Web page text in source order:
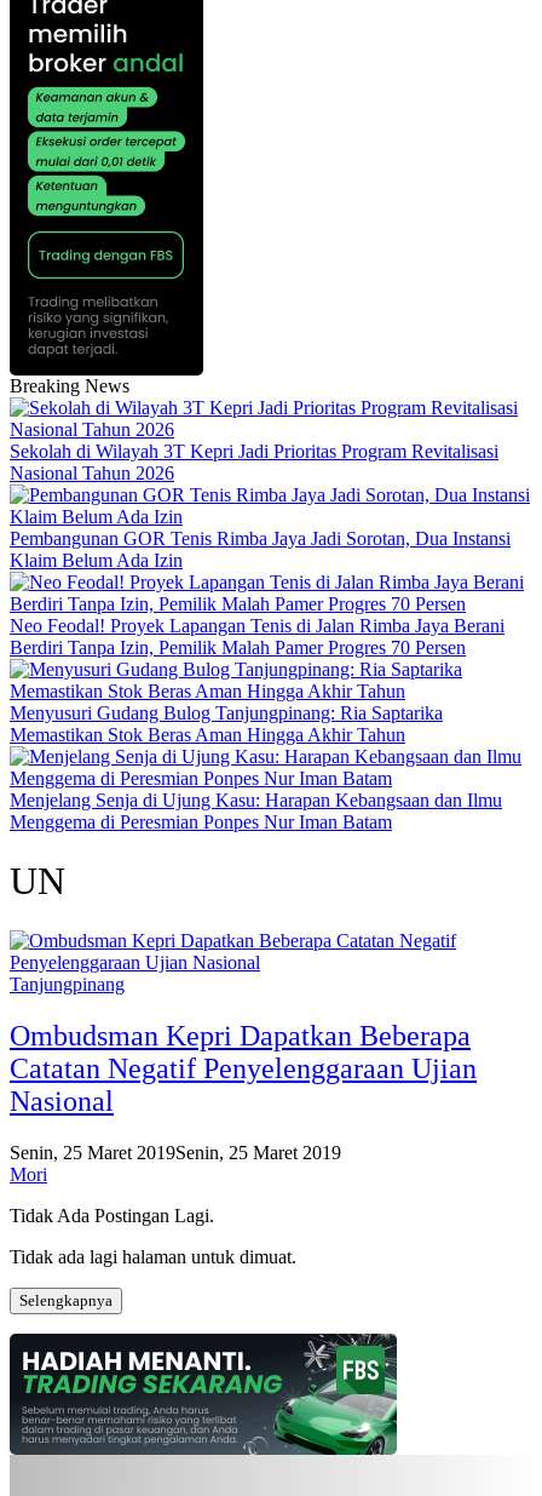
Breaking News
Sekolah di Wilayah 3T Kepri Jadi Prioritas Program Revitalisasi
Nasional Tahun 2026
Pembangunan GOR Tenis Rimba Jaya Jadi Sorotan, Dua Instansi
Klaim Belum Ada Izin
Neo Feodal! Proyek Lapangan Tenis di Jalan Rimba Jaya Berani
Berdiri Tanpa Izin, Pemilik Malah Pamer Progres 70 Persen
Menyusuri Gudang Bulog Tanjungpinang: Ria Saptarika
Memastikan Stok Beras Aman Hingga Akhir Tahun
Menjelang Senja di Ujung Kasu: Harapan Kebangsaan dan Ilmu
Menggema di Peresmian Ponpes Nur Iman Batam
UN
Tanjungpinang
Ombudsman Kepri Dapatkan Beberapa
Catatan Negatif Penyelenggaraan Ujian
Nasional
Senin, 25 Maret 2019Senin, 25 Maret 2019
Mori
Tidak Ada Postingan Lagi.
Tidak ada lagi halaman untuk dimuat.
Selengkapnya